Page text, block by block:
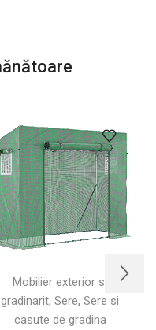
Mobilier exterior si
gradinarit, Sere, Sere si
casute de gradina